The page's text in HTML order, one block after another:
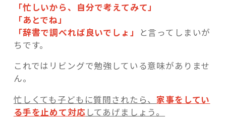
「忙しいから、自分で考えてみて」
「あとでね」
「辞書で調べれば良いでしょ」
と言ってしまいが
ちです。
これではリビングで勉強している意味がありませ
ん。
忙しくても子どもに質問されたら、家事をしてい
る手を止めて対応 してあげましょう。